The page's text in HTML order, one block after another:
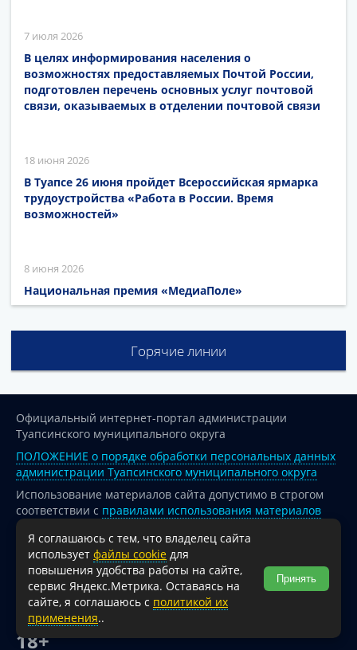
7 июля 2026
В целях информирования населения о
возможностях предоставляемых Почтой России,
подготовлен перечень основных услуг почтовой
связи, оказываемых в отделении почтовой связи
18 июня 2026
В Туапсе 26 июня пройдет Всероссийская ярмарка
трудоустройства «Работа в России. Время
возможностей»
8 июня 2026
Национальная премия «МедиаПоле»
Горячие линии
Официальный интернет-портал администрации
Туапсинского муниципального округа
ПОЛОЖЕНИЕ о порядке обработки персональных данных
администрации Туапсинского муниципального округа
Использование материалов сайта допустимо в строгом
соответствии с правилами использования материалов
опубликованных на сайте
При перепечатке и использовании информации ссылка
на источник обязательна.
Для сайтов и страниц сети Интернет обязательна
активная гиперссылка на официальный интернет-портал
администрации Туапсинского муниципального округа.
18+
Я соглашаюсь с тем, что владелец сайта
использует файлы cookie для
повышения удобства работы на сайте,
сервис Яндекс.Метрика. Оставаясь на
сайте, я соглашаюсь с политикой их
применения..
Принять